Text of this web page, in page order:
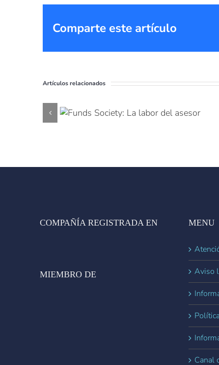
Comparte este artículo
Artículos relacionados
COMPAÑÍA REGISTRADA EN
MIEMBRO DE
MENU
Aviso
Canal